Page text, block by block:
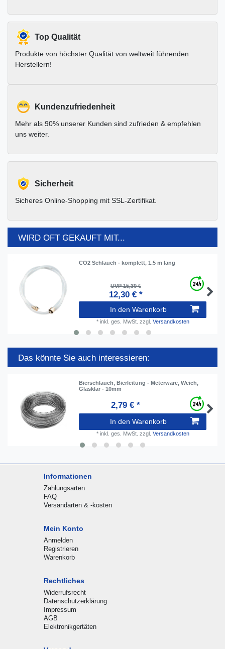
Top Qualität
Produkte von höchster Qualität von weltweit führenden
Herstellern!
Kundenzufriedenheit
Mehr als 90% unserer Kunden sind zufrieden & empfehlen
uns weiter.
Sicherheit
Sicheres Online-Shopping mit SSL-Zertifikat.
WIRD OFT GEKAUFT MIT...
CO2 Schlauch - komplett, 1.5 m lang
UVP 15,30 €
12,30 € *
In den Warenkorb
* inkl. ges. MwSt. zzgl. Versandkosten
Das könnte Sie auch interessieren:
Bierschlauch, Bierleitung - Meterware, Weich,
Glasklar - 10mm
2,79 € *
In den Warenkorb
* inkl. ges. MwSt. zzgl. Versandkosten
Informationen
Zahlungsarten
FAQ
Versandarten & -kosten
Mein Konto
Anmelden
Registrieren
Warenkorb
Rechtliches
Widerrufsrecht
Datenschutzerklärung
Impressum
AGB
Elektronikgertäten